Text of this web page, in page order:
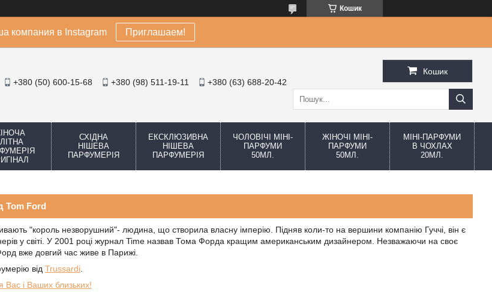
Кошик
компания в Instagram Приглашаем!
+380 (50) 600-15-68 +380 (98) 511-19-11 +380 (63) 688-20-42
Кошик
СХІДНА
НІШЕВА
ПАРФУМЕРІЯ
ЕКСКЛЮЗИВНА
НІШЕВА
ПАРФУМЕРІЯ
ЧОЛОВІЧІ МІНІ-
ПАРФУМИ
50МЛ.
ЖІНОЧІ МІНІ-
ПАРФУМИ
50МЛ.
МІНІ-ПАРФУМИ
В ЧОХЛАХ
20МЛ.
Tom Ford
"король незворушний"- людина, що створила власну імперію. Підняв коли-то на вершини компанію Гуччі, він є
у світі. У 2001 році журнал Time назвав Тома Форда кращим американським дизайнером. Незважаючи на своє
вже довгий час живе в Парижі.
від Trussardi
Вас і Ваших близьких!